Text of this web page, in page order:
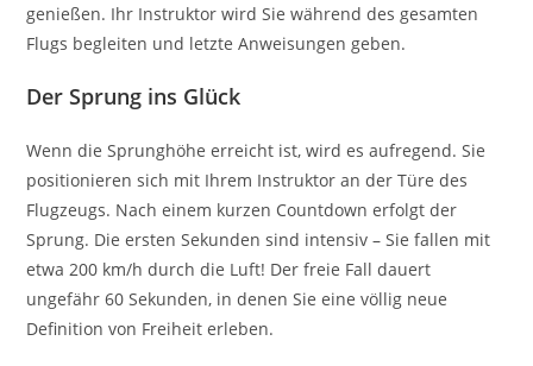
genießen. Ihr Instruktor wird Sie während des gesamten
Flugs begleiten und letzte Anweisungen geben.
Der Sprung ins Glück
Wenn die Sprunghöhe erreicht ist, wird es aufregend. Sie
positionieren sich mit Ihrem Instruktor an der Türe des
Flugzeugs. Nach einem kurzen Countdown erfolgt der
Sprung. Die ersten Sekunden sind intensiv – Sie fallen mit
etwa 200 km/h durch die Luft! Der freie Fall dauert
ungefähr 60 Sekunden, in denen Sie eine völlig neue
Definition von Freiheit erleben.